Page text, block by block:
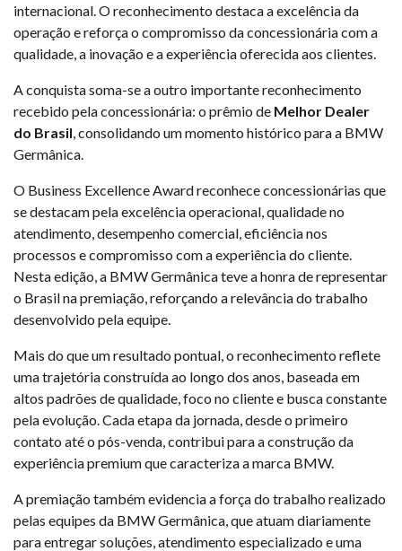
internacional. O reconhecimento destaca a excelência da
operação e reforça o compromisso da concessionária com a
qualidade, a inovação e a experiência oferecida aos clientes.
A conquista soma-se a outro importante reconhecimento
recebido pela concessionária: o prêmio de Melhor Dealer
do Brasil , consolidando um momento histórico para a BMW
Germânica.
O Business Excellence Award reconhece concessionárias que
se destacam pela excelência operacional, qualidade no
atendimento, desempenho comercial, eficiência nos
processos e compromisso com a experiência do cliente.
Nesta edição, a BMW Germânica teve a honra de representar
o Brasil na premiação, reforçando a relevância do trabalho
desenvolvido pela equipe.
Mais do que um resultado pontual, o reconhecimento reflete
uma trajetória construída ao longo dos anos, baseada em
altos padrões de qualidade, foco no cliente e busca constante
pela evolução. Cada etapa da jornada, desde o primeiro
contato até o pós-venda, contribui para a construção da
experiência premium que caracteriza a marca BMW.
A premiação também evidencia a força do trabalho realizado
pelas equipes da BMW Germânica, que atuam diariamente
para entregar soluções, atendimento especializado e uma